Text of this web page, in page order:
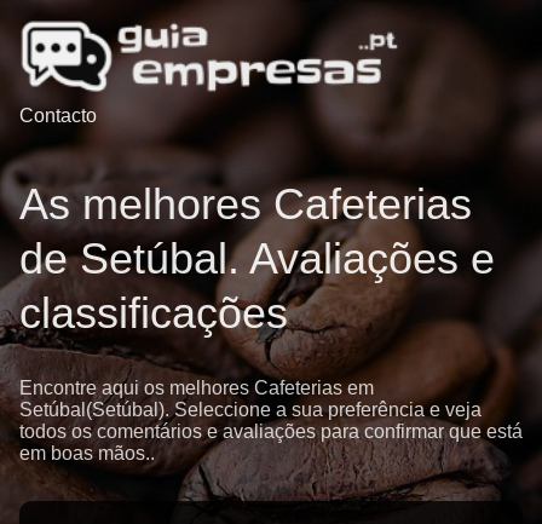
Contacto
As melhores Cafeterias
de Setúbal. Avaliações e
classificações
Encontre aqui os melhores Cafeterias em
Setúbal(Setúbal). Seleccione a sua preferência e veja
todos os comentários e avaliações para confirmar que está
em boas mãos..